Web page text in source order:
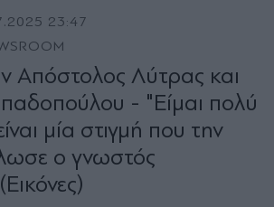
23:47
Απόστολος Λύτρας και
- "Είμαι πολύ
μία στιγμή που την
ο γνωστός